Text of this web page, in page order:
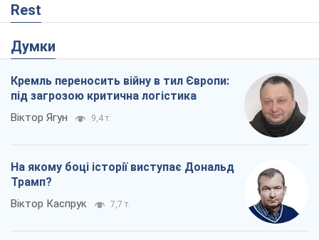
Rest
Думки
Кремль переносить війну в тил Європи:
під загрозою критична логістика
Віктор Ягун 9,4 т.
На якому боці історії виступає Дональд
Трамп?
Віктор Каспрук 7,7 т.